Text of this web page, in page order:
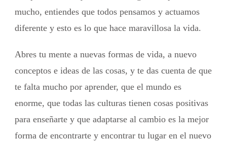
mucho, entiendes que todos pensamos y actuamos
diferente y esto es lo que hace maravillosa la vida.
Abres tu mente a nuevas formas de vida, a nuevo
conceptos e ideas de las cosas, y te das cuenta de que
te falta mucho por aprender, que el mundo es
enorme, que todas las culturas tienen cosas positivas
para enseñarte y que adaptarse al cambio es la mejor
forma de encontrarte y encontrar tu lugar en el nuevo